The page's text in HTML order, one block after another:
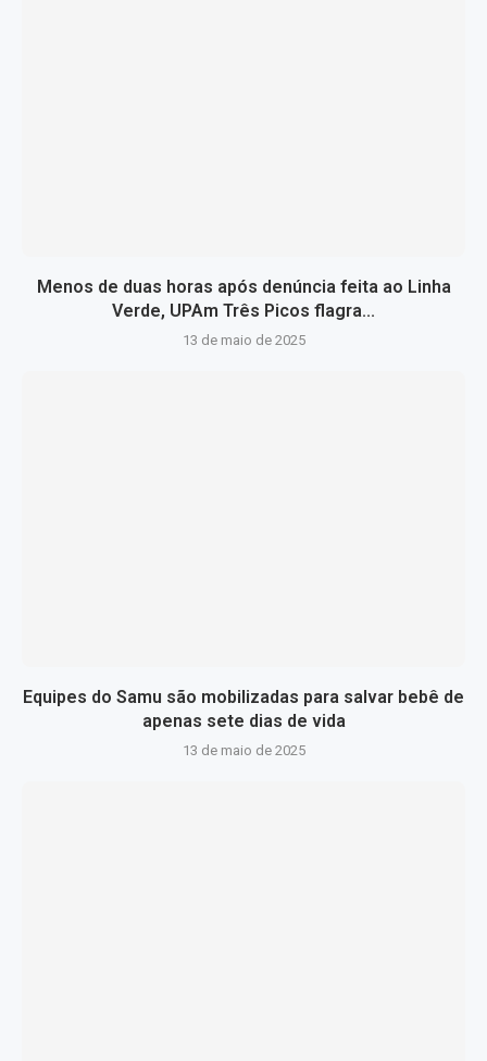
Menos de duas horas após denúncia feita ao Linha
Verde, UPAm Três Picos flagra...
13 de maio de 2025
Equipes do Samu são mobilizadas para salvar bebê de
apenas sete dias de vida
13 de maio de 2025